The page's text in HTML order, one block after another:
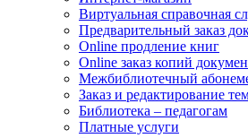
Виртуальная справочная
Предварительный заказ
Online продление книг
Online заказ копий
Межбиблиотечный
Заказ и редактирование
Библиотека – педагогам
Платные услуги